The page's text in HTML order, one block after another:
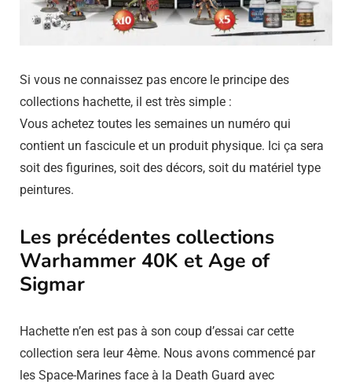
Si vous ne connaissez pas encore le principe des
collections hachette, il est très simple :
Vous achetez toutes les semaines un numéro qui
contient un fascicule et un produit physique. Ici ça sera
soit des figurines, soit des décors, soit du matériel type
peintures.
Les précédentes collections
Warhammer 40K et Age of
Sigmar
Hachette n’en est pas à son coup d’essai car cette
collection sera leur 4ème. Nous avons commencé par
les Space-Marines face à la Death Guard avec